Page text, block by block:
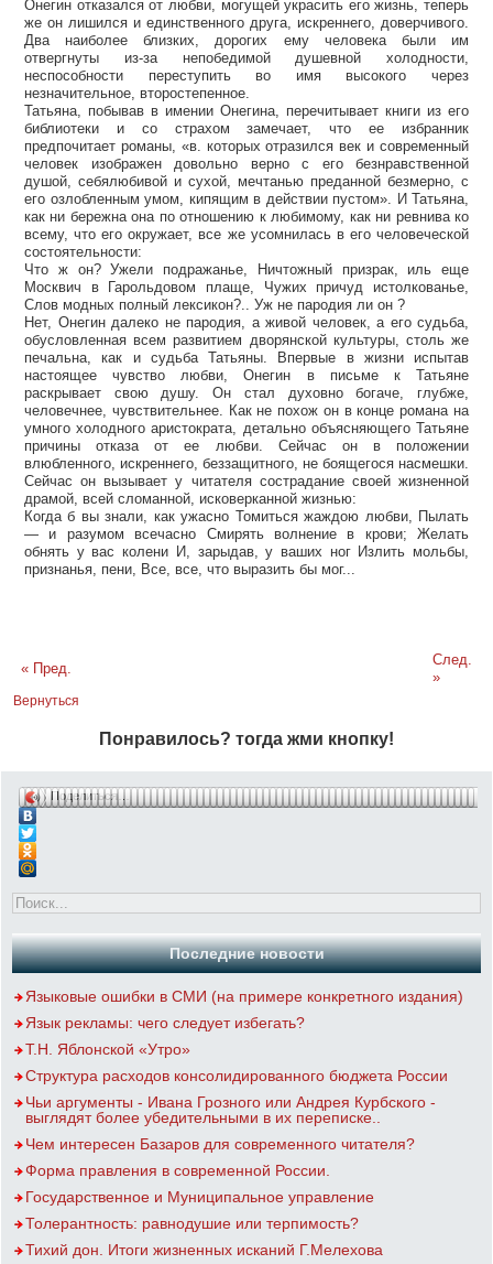
Онегин отказался от любви, могущей украсить его жизнь, теперь
же он лишился и единственного друга, искреннего, доверчивого.
Два наиболее близких, дорогих ему человека были им
отвергнуты из-за непобедимой душевной холодности,
неспособности переступить во имя высокого через
незначительное, второстепенное.
Татьяна, побывав в имении Онегина, перечитывает книги из его
библиотеки и со страхом замечает, что ее избранник
предпочитает романы, «в. которых отразился век и современный
человек изображен довольно верно с его безнравственной
душой, себялюбивой и сухой, мечтанью преданной безмерно, с
его озлобленным умом, кипящим в действии пустом». И Татьяна,
как ни бережна она по отношению к любимому, как ни ревнива ко
всему, что его окружает, все же усомнилась в его человеческой
состоятельности:
Что ж он? Ужели подражанье, Ничтожный призрак, иль еще
Москвич в Гарольдовом плаще, Чужих причуд истолкованье,
Слов модных полный лексикон?.. Уж не пародия ли он ?
Нет, Онегин далеко не пародия, а живой человек, а его судьба,
обусловленная всем развитием дворянской культуры, столь же
печальна, как и судьба Татьяны. Впервые в жизни испытав
настоящее чувство любви, Онегин в письме к Татьяне
раскрывает свою душу. Он стал духовно богаче, глубже,
человечнее, чувствительнее. Как не похож он в конце романа на
умного холодного аристократа, детально объясняющего Татьяне
причины отказа от ее любви. Сейчас он в положении
влюбленного, искреннего, беззащитного, не боящегося насмешки.
Сейчас он вызывает у читателя сострадание своей жизненной
драмой, всей сломанной, исковерканной жизнью:
Когда б вы знали, как ужасно Томиться жаждою любви, Пылать
— и разумом всечасно Смирять волнение в крови; Желать
обнять у вас колени И, зарыдав, у ваших ног Излить мольбы,
признанья, пени, Все, все, что выразить бы мог...
« Пред.
След.
»
Вернуться
Понравилось? тогда жми кнопку!
Поделиться…
Последние новости
Языковые ошибки в СМИ (на примере конкретного издания)
Язык рекламы: чего следует избегать?
Т.Н. Яблонской «Утро»
Структура расходов консолидированного бюджета России
Чьи аргументы - Ивана Грозного или Андрея Курбского -
выглядят более убедительными в их переписке..
Чем интересен Базаров для современного читателя?
Форма правления в современной России.
Государственное и Муниципальное управление
Толерантность: равнодушие или терпимость?
Тихий дон. Итоги жизненных исканий Г.Мелехова